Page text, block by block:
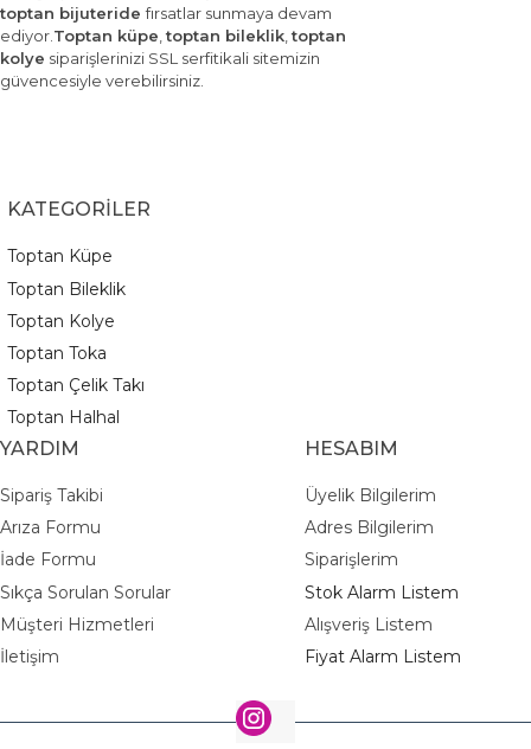
toptan bijuteridefırsatlar sunmaya devam
ediyor.Toptan küpe,toptan bileklik,toptan
kolye siparişlerinizi SSL serfitikali sitemizin
güvencesiyle verebilirsiniz.
KATEGORİLER
Toptan Küpe
Toptan Bileklik
Toptan Kolye
Toptan Toka
Toptan Çelik Takı
Toptan Halhal
YARDIM
Sipariş Takibi
Arıza Formu
İade Formu
Sıkça Sorulan Sorular
Müşteri Hizmetleri
İletişim
HESABIM
Üyelik Bilgilerim
Adres Bilgilerim
Siparişlerim
Stok Alarm Listem
Alışveriş Listem
Fiyat Alarm Listem